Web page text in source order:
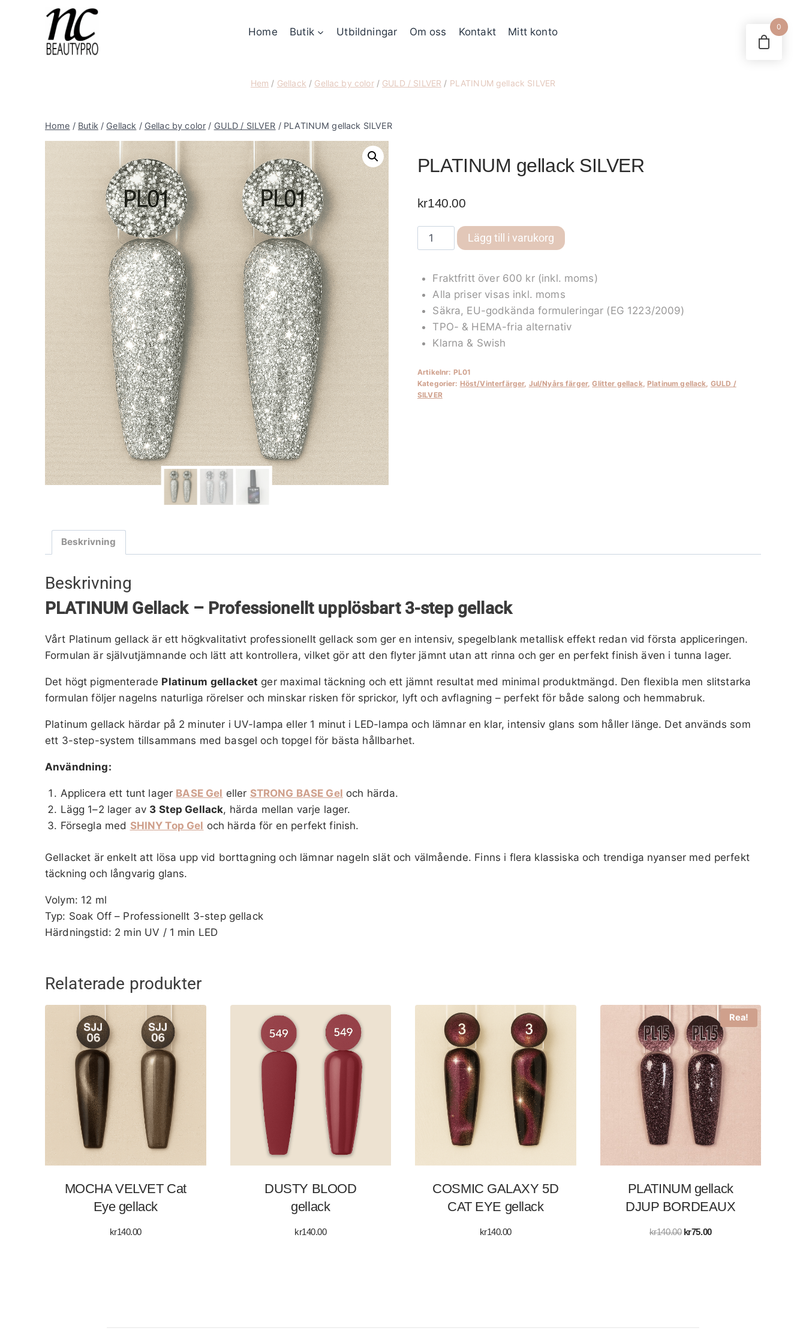
Home Butik Utbildningar Om oss Kontakt Mitt konto
Hem / Gellack / Gellac by color/ GULD / SILVER / PLATINUM gellack SILVER
Home / Butik / Gellack / Gellac by color / GULD / SILVER / PLATINUM gellack SILVER
PLATINUM gellack SILVER
kr140.00
PLATINUM
gellack
mängd
Lägg till i varukorg
Fraktfritt över 600 kr (inkl. moms)
Alla priser visas inkl. moms
Säkra, EU-godkända formuleringar (EG 1223/2009)
TPO- & HEMA-fria alternativ
Klarna & Swish
Artikelnr: PL01
Kategorier: Höst/Vinterfärger, Jul/Nyårs färger,Glitter gellack,Platinum gellack, GULD /
SILVER
Beskrivning
Beskrivning
PLATINUM Gellack – Professionellt upplösbart 3-step gellack
Vårt Platinum gellack är ett högkvalitativt professionellt gellack som ger en intensiv, spegelblank metallisk effekt redan vid första appliceringen.
Formulan är självutjämnande och lätt att kontrollera, vilket gör att den flyter jämnt utan att rinna och ger en perfekt finish även i tunna lager.
Det högt pigmenterade Platinum gellacket ger maximal täckning och ett jämnt resultat med minimal produktmängd. Den flexibla men slitstarka
formulan följer nagelns naturliga rörelser och minskar risken för sprickor, lyft och avflagning – perfekt för både salong och hemmabruk.
Platinum gellack härdar på 2 minuter i UV-lampa eller 1 minut i LED-lampa och lämnar en klar, intensiv glans som håller länge. Det används som
ett 3-step-system tillsammans med basgel och topgel för bästa hållbarhet.
Användning:
Applicera ett tunt lager BASE Gel eller STRONG BASE Gel och härda.
Lägg 1–2 lager av 3 Step Gellack, härda mellan varje lager.
Försegla med SHINY Top Gel och härda för en perfekt finish.
Gellacket är enkelt att lösa upp vid borttagning och lämnar nageln slät och välmående. Finns i flera klassiska och trendiga nyanser med perfekt
täckning och långvarig glans.
Volym: 12 ml
Typ: Soak Off – Professionellt 3-step gellack
Härdningstid: 2 min UV / 1 min LED
Relaterade produkter
MOCHA VELVET Cat
Eye gellack
kr140.00
DUSTY BLOOD
gellack
kr140.00
COSMIC GALAXY 5D
CAT EYE gellack
kr140.00
Rea!
PLATINUM gellack
DJUP BORDEAUX
kr140.00 Det
kr75.00Det
0